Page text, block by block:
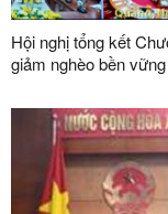
Hội nghị tổng kết
giảm nghèo bền
sau" giai đoạn 2021